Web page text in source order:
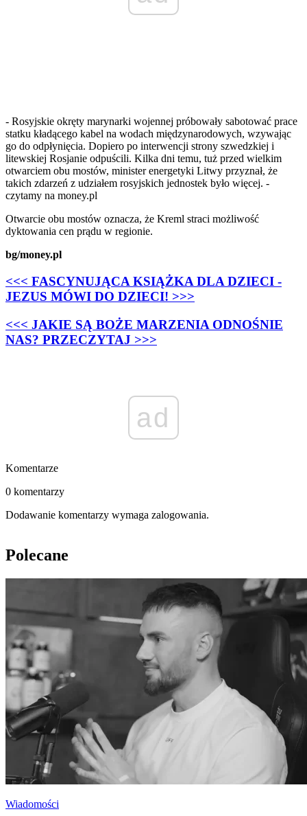
- Rosyjskie okręty marynarki wojennej próbowały sabotować prace
statku kładącego kabel na wodach międzynarodowych, wzywając
go do odpłynięcia. Dopiero po interwencji strony szwedzkiej i
litewskiej Rosjanie odpuścili. Kilka dni temu, tuż przed wielkim
otwarciem obu mostów, minister energetyki Litwy przyznał, że
takich zdarzeń z udziałem rosyjskich jednostek było więcej. -
czytamy na money.pl
Otwarcie obu mostów oznacza, że Kreml straci możliwość
dyktowania cen prądu w regionie.
bg/money.pl
<<< FASCYNUJĄCA KSIĄŻKA DLA DZIECI -
JEZUS MÓWI DO DZIECI! >>>
<<< JAKIE SĄ BOŻE MARZENIA ODNOŚNIE
NAS? PRZECZYTAJ >>>
ad
Komentarze
0 komentarzy
Dodawanie komentarzy wymaga zalogowania.
Polecane
Wiadomości